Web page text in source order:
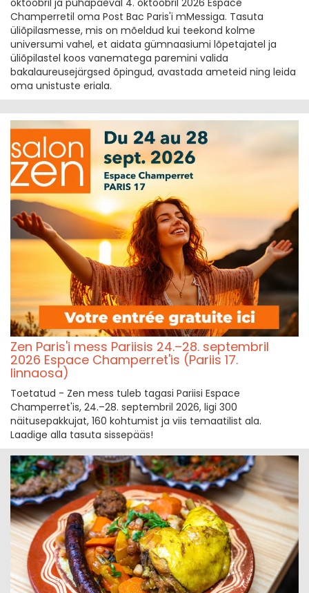
Champerretil oma Post Bac Paris'i mMessiga. Tasuta
üliõpilasmesse, mis on mõeldud kui teekond kolme
universumi vahel, et aidata gümnaasiumi lõpetajatel ja
üliõpilastel koos vanematega paremini valida
bakalaureusejärgsed õpingud, avastada ameteid ning leida
oma unistuste eriala.
Zen Paris'i mess Pariisis 24.–28. septembril
2026 Espace Champerret'is (Pariis 17.
linnaosa)
Toetatud - Zen mess tuleb tagasi Pariisi Espace
Champerret'is, 24.–28. septembril 2026, ligi 300
näitusepakkujat, 160 kohtumist ja viis temaatilist ala.
Laadige alla tasuta sissepääs!